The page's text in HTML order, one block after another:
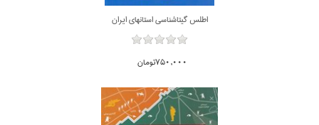
اطلس گيتاشناسي استانهاي ايران
750,000تومان